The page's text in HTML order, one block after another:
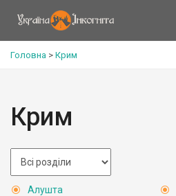
Головна > Крим
Крим
Алушта